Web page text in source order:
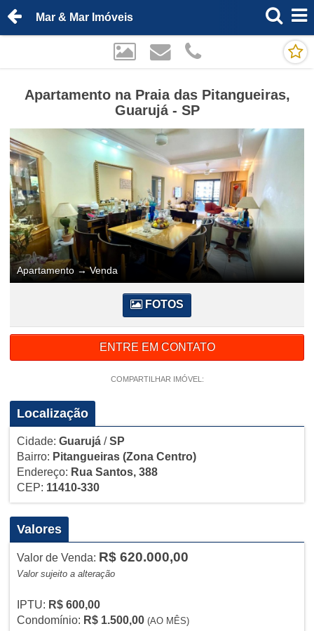
Mar & Mar Imóveis
Apartamento na Praia das Pitangueiras,
Guarujá - SP
Apartamento →Venda
FOTOS
ENTRE EM CONTATO
COMPARTILHAR IMÓVEL:
Localização
Cidade: Guarujá/SP
Bairro: Pitangueiras (Zona Centro)
Endereço: Rua Santos, 388
CEP: 11410-330
Valores
Valor de Venda: R$ 620.000,00
Valor sujeito a alteração
IPTU: R$ 600,00
Condomínio: R$ 1.500,00 (AO MÊS)